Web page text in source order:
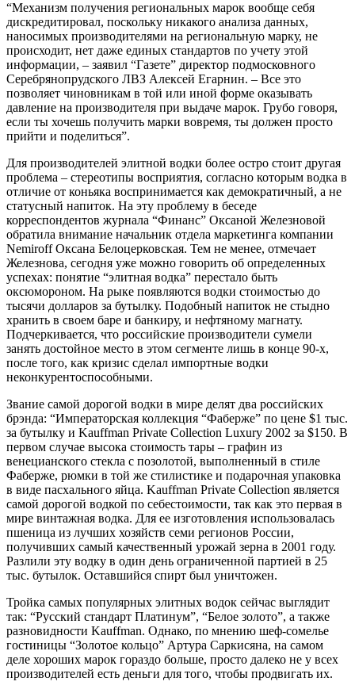
“Механизм получения региональных марок вообще себя
дискредитировал, поскольку никакого анализа данных,
наносимых производителями на региональную марку, не
происходит, нет даже единых стандартов по учету этой
информации, – заявил “Газете” директор подмосковного
Серебрянопрудского ЛВЗ Алексей Егарнин. – Все это
позволяет чиновникам в той или иной форме оказывать
давление на производителя при выдаче марок. Грубо говоря,
если ты хочешь получить марки вовремя, ты должен просто
прийти и поделиться”.
Для производителей элитной водки более остро стоит другая
проблема – стереотипы восприятия, согласно которым водка в
отличие от коньяка воспринимается как демократичный, а не
статусный напиток. На эту проблему в беседе
корреспондентов журнала “Финанс” Оксаной Железновой
обратила внимание начальник отдела маркетинга компании
Nemiroff Оксана Белоцерковская. Тем не менее, отмечает
Железнова, сегодня уже можно говорить об определенных
успехах: понятие “элитная водка” перестало быть
оксюмороном. На рыке появляются водки стоимостью до
тысячи долларов за бутылку. Подобный напиток не стыдно
хранить в своем баре и банкиру, и нефтяному магнату.
Подчеркивается, что российские производители сумели
занять достойное место в этом сегменте лишь в конце 90-х,
после того, как кризис сделал импортные водки
неконкурентоспособными.
Звание самой дорогой водки в мире делят два российских
брэнда: “Императорская коллекция “Фаберже” по цене $1 тыс.
за бутылку и Kauffman Private Collection Luxury 2002 за $150. В
первом случае высока стоимость тары – графин из
венецианского стекла с позолотой, выполненный в стиле
Фаберже, рюмки в той же стилистике и подарочная упаковка
в виде пасхального яйца. Kauffman Private Collection является
самой дорогой водкой по себестоимости, так как это первая в
мире винтажная водка. Для ее изготовления использовалась
пшеница из лучших хозяйств семи регионов России,
получивших самый качественный урожай зерна в 2001 году.
Разлили эту водку в один день ограниченной партией в 25
тыс. бутылок. Оставшийся спирт был уничтожен.
Тройка самых популярных элитных водок сейчас выглядит
так: “Русский стандарт Платинум”, “Белое золото”, а также
разновидности Kauffman. Однако, по мнению шеф-сомелье
гостиницы “Золотое кольцо” Артура Саркисяна, на самом
деле хороших марок гораздо больше, просто далеко не у всех
производителей есть деньги для того, чтобы продвигать их.